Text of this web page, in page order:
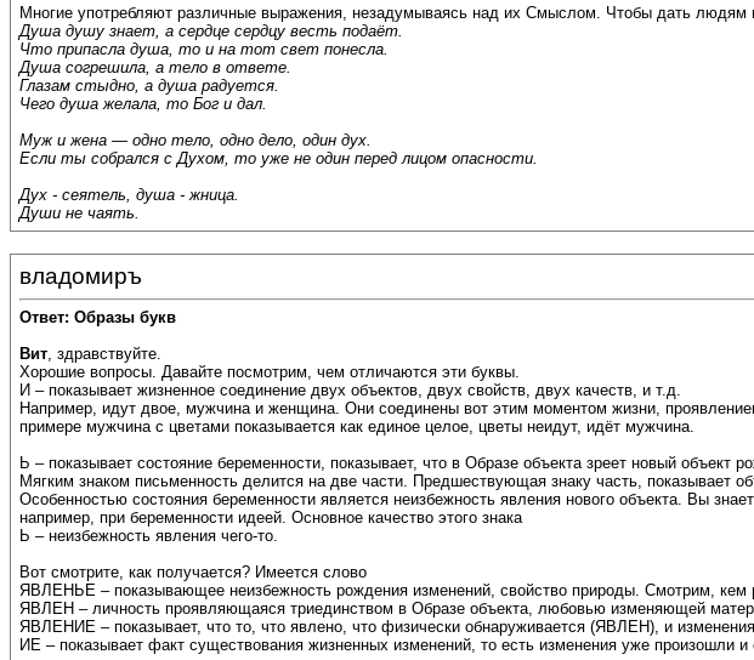
Многие употребляют различные выражения, незадумываясь над их Смыслом. Чтобы дать
Душа душу знает, а сердце сердцу весть подаёт.
Что припасла душа, то и на тот свет понесла.
Душа согрешила, а тело в ответе.
Глазам стыдно, а душа радуется.
Чего душа желала, то Бог и дал.
Муж и жена — одно тело, одно дело, один дух.
Если ты собрался с Духом, то уже не один перед лицом опасности.
Дух - сеятель, душа - жница.
Души не чаять.
владомиръ
Ответ: Образы букв
Вит, здравствуйте.
Хорошие вопросы. Давайте посмотрим, чем отличаются эти буквы.
И – показывает жизненное соединение двух объектов, двух свойств, двух качеств, и т.д.
Например, идут двое, мужчина и женщина. Они соединены вот этим моментом жизни,
примере мужчина с цветами показывается как единое целое, цветы неидут, идёт мужчина.
Ь – показывает состояние беременности, показывает, что в Образе объекта зреет новый объект
Мягким знаком письменность делится на две части. Предшествующая знаку часть,
Особенностью состояния беременности является неизбежность явления нового объекта. Вы
например, при беременности идеей. Основное качество этого знака
Ь – неизбежность явления чего-то.
Вот смотрите, как получается? Имеется слово
ЯВЛЕНЬЕ – показывающее неизбежность рождения изменений, свойство природы. Смотрим, кем
ЯВЛЕН – личность проявляющаяся триединством в Образе объекта, любовью изменяющей
ЯВЛЕНИЕ – показывает, что то, что явлено, что физически обнаруживается (ЯВЛЕН), и
ИЕ – показывает факт существования жизненных изменений, то есть изменения уже произошли